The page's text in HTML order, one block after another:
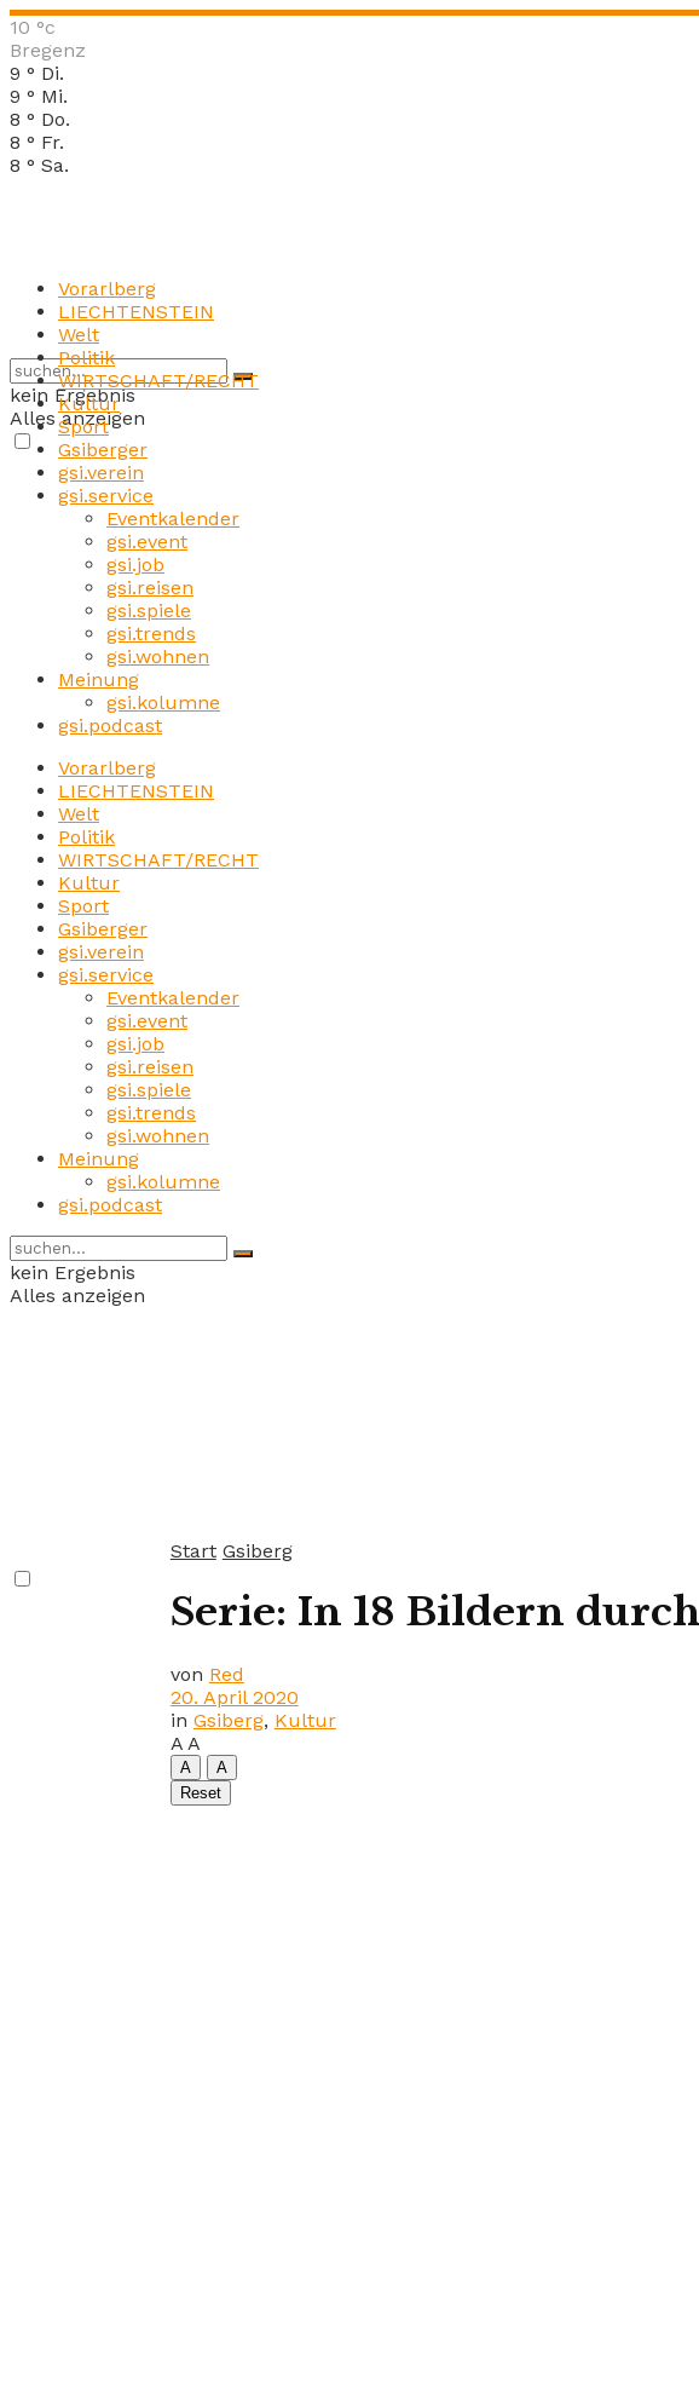
10 °c
Bregenz
9 ° Di.
9 ° Mi.
8 ° Do.
8 ° Fr.
8 ° Sa.
kein Ergebnis
Alles anzeigen
Vorarlberg
LIECHTENSTEIN
Welt
Politik
WIRTSCHAFT/RECHT
Kultur
Sport
Gsiberger
gsi.verein
gsi.service
Eventkalender
gsi.event
gsi.job
gsi.reisen
gsi.spiele
gsi.trends
gsi.wohnen
Meinung
gsi.kolumne
gsi.podcast
Vorarlberg
LIECHTENSTEIN
Welt
Politik
WIRTSCHAFT/RECHT
Kultur
Sport
Gsiberger
gsi.verein
gsi.service
Eventkalender
gsi.event
gsi.job
gsi.reisen
gsi.spiele
gsi.trends
gsi.wohnen
Meinung
gsi.kolumne
gsi.podcast
kein Ergebnis
Alles anzeigen
Start Gsiberg
Serie: In 18 Bildern
von Red
20. April 2020
in Gsiberg, Kultur
A A
A
A
Reset